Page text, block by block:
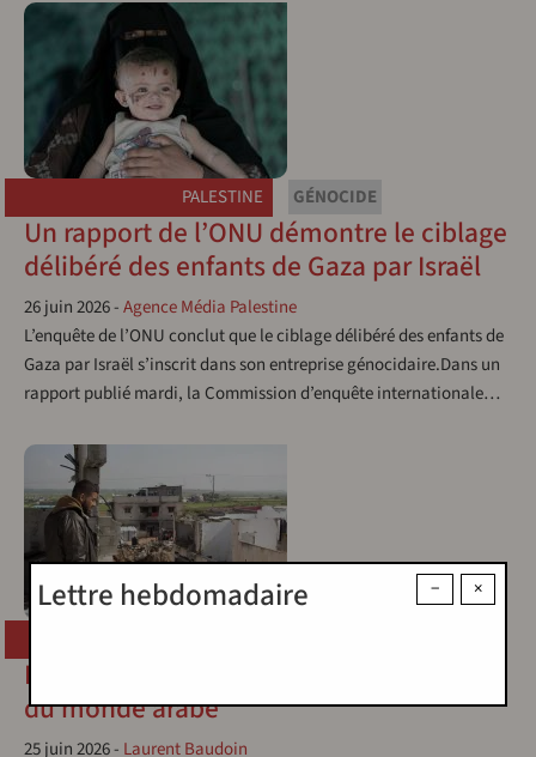
PALESTINE GÉNOCIDE
Un rapport de l’ONU démontre le ciblage
délibéré des enfants de Gaza par Israël
26 juin 2026-Agence Média Palestine
L’enquête de l’ONU conclut que le ciblage délibéré des enfants de
Gaza par Israël s’inscrit dans son entreprise génocidaire.Dans un
rapport publié mardi, la Commission d’enquête internationale…
L’effondrement moral de l’Occident vu
du monde arabe
25 juin 2026- Laurent Baudoin
×
−
Lettre hebdomadaire